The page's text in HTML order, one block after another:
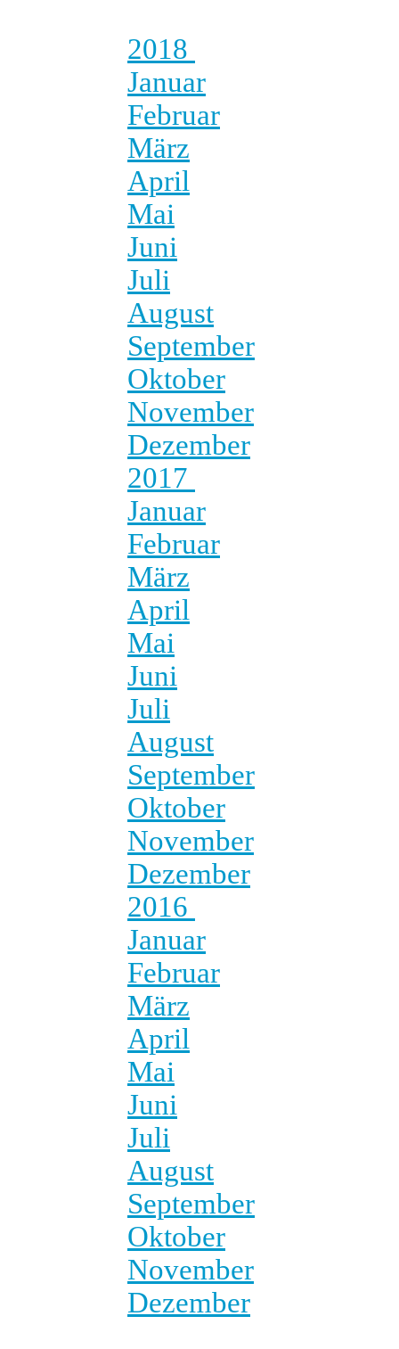
2018
Januar
Februar
März
April
Mai
Juni
Juli
August
September
Oktober
November
Dezember
2017
Januar
Februar
März
April
Mai
Juni
Juli
August
September
Oktober
November
Dezember
2016
Januar
Februar
März
April
Mai
Juni
Juli
August
September
Oktober
November
Dezember